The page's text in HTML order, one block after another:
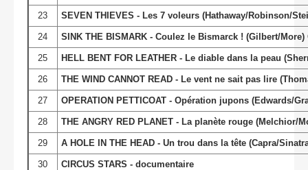
23 SEVEN THIEVES - Les 7 voleurs (Hathaway/Robinson/
24 SINK THE BISMARK - Coulez le Bismarck ! (Gilbert/More)
25 HELL BENT FOR LEATHER - Le diable dans la peau
26 THE WIND CANNOT READ - Le vent ne sait pas lire
27 OPERATION PETTICOAT - Opération jupons (Edwards/
28 THE ANGRY RED PLANET - La planète rouge (Melchior/
29 A HOLE IN THE HEAD - Un trou dans la tête (Capra/
30 CIRCUS STARS - documentaire